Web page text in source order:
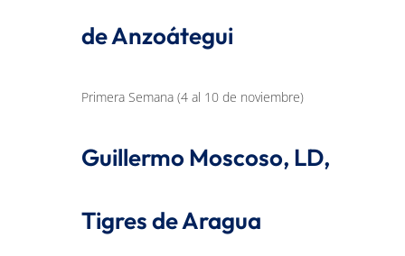
de Anzoátegui
Primera Semana (4 al 10 de noviembre)
Guillermo Moscoso, LD,
Tigres de Aragua